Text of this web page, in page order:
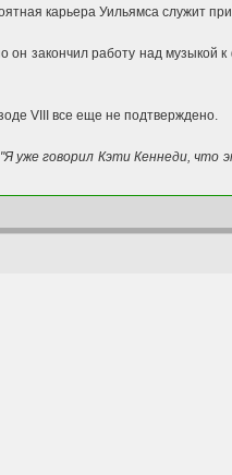
карьера Уильямса служит
он закончил работу над
VIII все еще не подтверждено.
"Я уже говорил Кэти Кеннеди, что